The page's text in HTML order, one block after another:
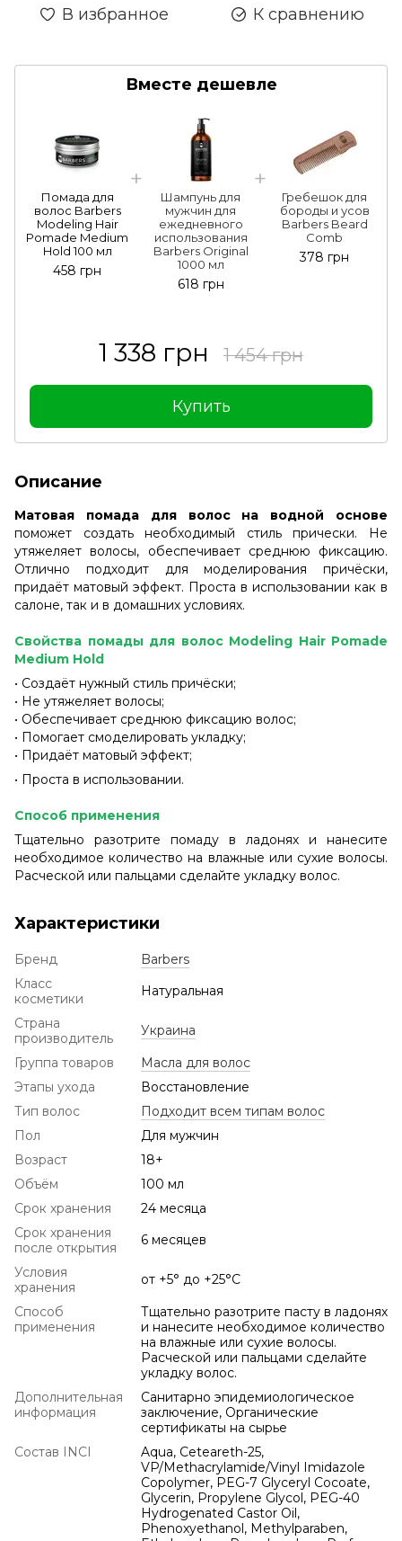
В избранное К сравнению
Вместе дешевле
Помада для
волос Barbers
Modeling Hair
Pomade Medium
Hold 100 мл
458 грн
Шампунь для
мужчин для
ежедневного
использования
Barbers Original
1000 мл
618 грн
Гребешок для
бороды и усов
Barbers Beard
Comb
378 грн
1 338 грн 1 454 грн
Купить
Описание
Матовая помада для волос на водной основе
поможет создать необходимый стиль прически. Не
утяжеляет волосы, обеспечивает среднюю фиксацию.
Отлично подходит для моделирования причёски,
придаёт матовый эффект. Проста в использовании как в
салоне, так и в домашних условиях.
Свойства помады для волос Modeling Hair Pomade
Medium Hold
• Создаёт нужный стиль причёски;
• Не утяжеляет волосы;
• Обеспечивает среднюю фиксацию волос;
• Помогает смоделировать укладку;
• Придаёт матовый эффект;
• Проста в использовании.
Способ применения
Тщательно разотрите помаду в ладонях и нанесите
необходимое количество на влажные или сухие волосы.
Расческой или пальцами сделайте укладку волос.
Характеристики
Бренд
Barbers
Класс
косметики
Натуральная
Страна
производитель
Украина
Группа товаров
Масла для волос
Этапы ухода
Восстановление
Тип волос
Подходит всем типам волос
Пол
Для мужчин
Возраст
18+
Объём
100 мл
Срок хранения
24 месяца
Срок хранения
после открытия
6 месяцев
Условия
хранения
от +5° до +25°С
Способ
применения
Тщательно разотрите пасту в ладонях
и нанесите необходимое количество
на влажные или сухие волосы.
Расческой или пальцами сделайте
укладку волос.
Дополнительная
информация
Санитарно эпидемиологическое
заключение, Органические
сертификаты на сырье
Состав INCI
Aqua, Ceteareth-25,
VP/Methacrylamide/Vinyl Imidazole
Copolymer, PEG-7 Glyceryl Cocoate,
Glycerin, Propylene Glycol, PEG-40
Hydrogenated Castor Oil,
Phenoxyethanol, Methylparaben,